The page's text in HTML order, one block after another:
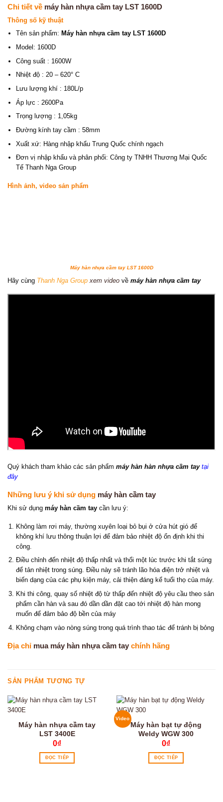
Chi tiết về máy hàn nhựa cầm tay LST 1600D
Thông số kỹ thuật
Tên sản phẩm: Máy hàn nhựa cầm tay LST 1600D
Model: 1600D
Công suất : 1600W
Nhiệt độ : 20 – 620° C
Lưu lượng khí : 180L/p
Áp lực : 2600Pa
Trọng lượng : 1,05kg
Đường kính tay cầm : 58mm
Xuất xứ: Hàng nhập khẩu Trung Quốc chính ngạch
Đơn vị nhập khẩu và phân phối: Công ty TNHH Thương Mại Quốc
Tế Thanh Nga Group
Hình ảnh, video sản phẩm
Máy hàn nhựa cầm tay LST 1600D
Hãy cùng Thanh Nga Group xem video về máy hàn nhựa cầm tay
Quý khách tham khảo các sản phẩm máy hàn hàn nhựa cầm tay tại
đây
Những lưu ý khi sử dụng máy hàn cầm tay
Khi sử dụng máy hàn cầm tay cần lưu ý:
Không làm rơi máy, thường xuyên loại bỏ bụi ở cửa hút gió để
không khí lưu thông thuận lợi để đảm bảo nhiệt độ ổn định khi thi
công.
Điều chỉnh đến nhiệt độ thấp nhất và thổi một lúc trước khi tắt súng
để tản nhiệt trong súng. Điều này sẽ tránh lão hóa điện trở nhiệt và
biến dạng của các phụ kiện máy, cải thiện đáng kể tuổi thọ của máy.
Khi thi công, quay số nhiệt độ từ thấp đến nhiệt độ yêu cầu theo sản
phẩm cần hàn và sau đó dần dần đặt cao tới nhiệt độ hàn mong
muốn để đảm bảo độ bền của máy
Không chạm vào nòng súng trong quá trình thao tác để tránh bị bỏng
Địa chỉ mua máy hàn nhựa cầm tay chính hãng
SẢN PHẨM TƯƠNG TỰ
Máy hàn nhựa cầm tay
LST 3400E
0₫
ĐỌC TIẾP
Video
Máy hàn bạt tự động
Weldy WGW 300
0₫
ĐỌC TIẾP